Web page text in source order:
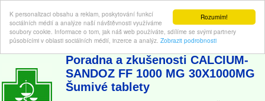
Rozumím!
K personalizaci obsahu a reklam, poskytování funkcí
sociálních médií a analýze naší návštěvnosti využíváme
soubory cookie. Informace o tom, jak náš web používáte, sdílíme se svými partnery
působícími v oblasti sociálních médií, inzerce a analýz. Zobrazit podrobnosti
ABC-LEKARNA.cz | Poradna a zkušenosti s léky a léčbou nemocí
Poradna a zkušenosti CALCIUM-
SANDOZ FF 1000 MG 30X1000MG
Šumivé tablety